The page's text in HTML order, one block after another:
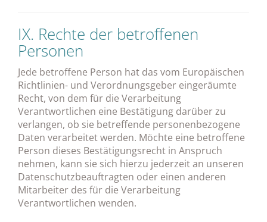
IX. Rechte der betroffenen
Personen
Jede betroffene Person hat das vom Europäischen
Richtlinien- und Verordnungsgeber eingeräumte
Recht, von dem für die Verarbeitung
Verantwortlichen eine Bestätigung darüber zu
verlangen, ob sie betreffende personenbezogene
Daten verarbeitet werden. Möchte eine betroffene
Person dieses Bestätigungsrecht in Anspruch
nehmen, kann sie sich hierzu jederzeit an unseren
Datenschutzbeauftragten oder einen anderen
Mitarbeiter des für die Verarbeitung
Verantwortlichen wenden.